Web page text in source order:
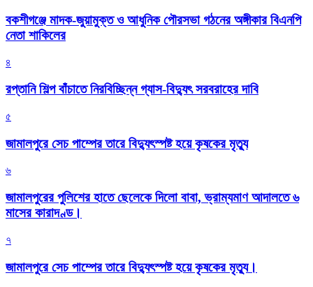
বকশীগঞ্জে মাদক-জুয়ামুক্ত ও আধুনিক পৌরসভা গঠনের অঙ্গীকার বিএনপি
নেতা শাকিলের
৪
রপ্তানি শিল্প বাঁচাতে নিরবিচ্ছিন্ন গ্যাস-বিদ্যুৎ সরবরাহের দাবি
৫
জামালপুরে সেচ পাম্পের তারে বিদ্যুৎস্পষ্ট হয়ে কৃষকের মৃত্যু
৬
জামালপুরের পুলিশের হাতে ছেলেকে দিলো বাবা, ভ্রাম্যমাণ আদালতে ৬
মাসের কারাদণ্ড।
৭
জামালপুরে সেচ পাম্পের তারে বিদ্যুৎস্পষ্ট হয়ে কৃষকের মৃত্যু।